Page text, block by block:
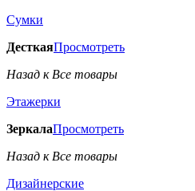
Сумки
ДесткаяПросмотреть
Назад к Все товары
Этажерки
ЗеркалаПросмотреть
Назад к Все товары
Дизайнерские